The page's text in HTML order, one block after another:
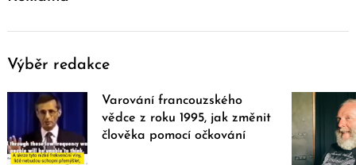
Výběr redakce
Varování francouzského
vědce z roku 1995, jak změnit
člověka pomocí očkování